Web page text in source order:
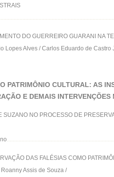
DO GUERREIRO GUARANI NA
Lopes Alves / Carlos Eduardo de Castro
PATRIMÔNIO CULTURAL: AS
E DEMAIS INTERVENÇÕES
SUZANO NO PROCESSO DE
DAS FALÉSIAS COMO
Assis de Souza /